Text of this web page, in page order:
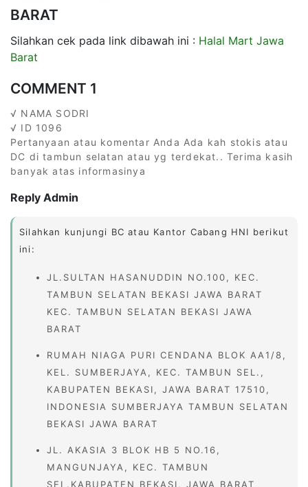
BARAT
Silahkan cek pada link dibawah ini : Halal Mart Jawa
Barat
COMMENT 1
√ NAMA SODRI
√ ID 1096
Pertanyaan atau komentar Anda Ada kah stokis atau
DC di tambun selatan atau yg terdekat.. Terima kasih
banyak atas informasinya
Reply Admin
Silahkan kunjungi BC atau Kantor Cabang HNI berikut
ini:
JL.SULTAN HASANUDDIN NO.100, KEC.
TAMBUN SELATAN BEKASI JAWA BARAT
KEC. TAMBUN SELATAN BEKASI JAWA
BARAT
RUMAH NIAGA PURI CENDANA BLOK AA1/8,
KEL. SUMBERJAYA, KEC. TAMBUN SEL.,
KABUPATEN BEKASI, JAWA BARAT 17510,
INDONESIA SUMBERJAYA TAMBUN SELATAN
BEKASI JAWA BARAT
JL. AKASIA 3 BLOK HB 5 NO.16,
MANGUNJAYA, KEC. TAMBUN
SEL.KABUPATEN BEKASI, JAWA BARAT